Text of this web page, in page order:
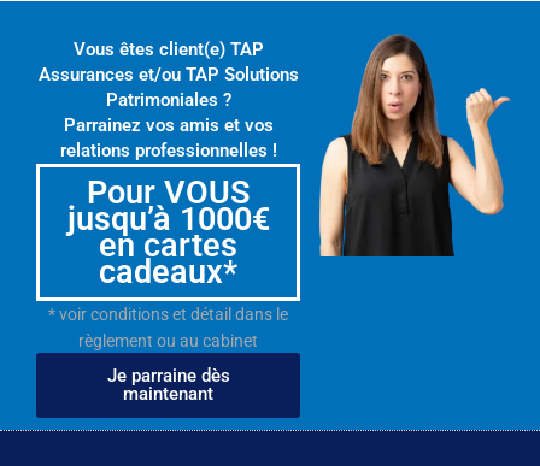
Vous êtes client(e) TAP
Assurances et/ou TAP Solutions
Patrimoniales ?
Parrainez vos amis et vos
relations professionnelles !
Pour VOUS
jusqu’à 1000€
en cartes
cadeaux*
* voir conditions et détail dans le
règlement ou au cabinet
Je parraine dès
maintenant